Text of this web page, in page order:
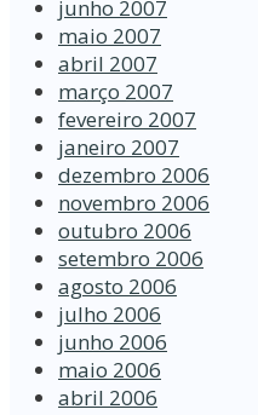
junho 2007
maio 2007
abril 2007
março 2007
fevereiro 2007
janeiro 2007
dezembro 2006
novembro 2006
outubro 2006
setembro 2006
agosto 2006
julho 2006
junho 2006
maio 2006
abril 2006